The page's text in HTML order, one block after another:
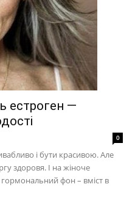
естроген —
0
і бути красивою. Але
здоровя. І на жіноче
фон – вміст в